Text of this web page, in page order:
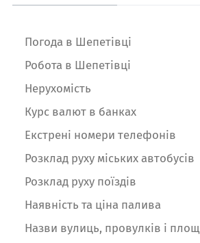
Погода в Шепетівці
Робота в Шепетівці
Нерухомість
Курс валют в банках
Екстрені номери телефонів
Розклад руху міських автобусів
Розклад руху поїздів
Наявність та ціна палива
Назви вулиць, провулків і площ